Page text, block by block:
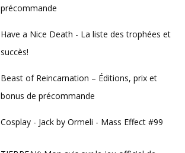
précommande
Have a Nice Death - La liste des trophées et
succès!
Beast of Reincarnation – Éditions, prix et
bonus de précommande
Cosplay - Jack by Ormeli - Mass Effect #99